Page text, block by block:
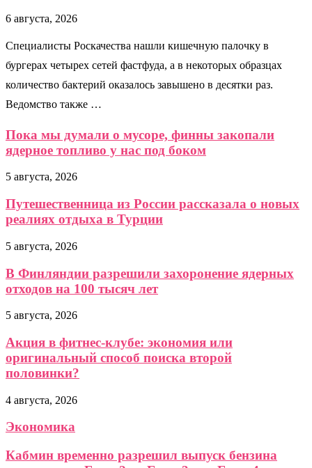
6 августа, 2026
Специалисты Роскачества нашли кишечную палочку в
бургерах четырех сетей фастфуда, а в некоторых образцах
количество бактерий оказалось завышено в десятки раз.
Ведомство также …
Пока мы думали о мусоре, финны закопали
ядерное топливо у нас под боком
5 августа, 2026
Путешественница из России рассказала о новых
реалиях отдыха в Турции
5 августа, 2026
В Финляндии разрешили захоронение ядерных
отходов на 100 тысяч лет
5 августа, 2026
Акция в фитнес-клубе: экономия или
оригинальный способ поиска второй
половинки?
4 августа, 2026
Экономика
Кабмин временно разрешил выпуск бензина